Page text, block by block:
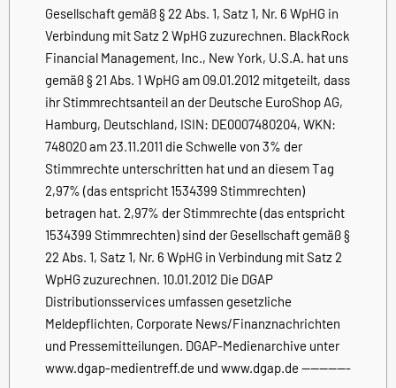
Gesellschaft gemäß § 22 Abs. 1, Satz 1, Nr. 6 WpHG in
Verbindung mit Satz 2 WpHG zuzurechnen. BlackRock
Financial Management, Inc., New York, U.S.A. hat uns
gemäß § 21 Abs. 1 WpHG am 09.01.2012 mitgeteilt, dass
ihr Stimmrechtsanteil an der Deutsche EuroShop AG,
Hamburg, Deutschland, ISIN: DE0007480204, WKN:
748020 am 23.11.2011 die Schwelle von 3% der
Stimmrechte unterschritten hat und an diesem Tag
2,97% (das entspricht 1534399 Stimmrechten)
betragen hat. 2,97% der Stimmrechte (das entspricht
1534399 Stimmrechten) sind der Gesellschaft gemäß §
22 Abs. 1, Satz 1, Nr. 6 WpHG in Verbindung mit Satz 2
WpHG zuzurechnen. 10.01.2012 Die DGAP
Distributionsservices umfassen gesetzliche
Meldepflichten, Corporate News/Finanznachrichten
und Pressemitteilungen. DGAP-Medienarchive unter
www.dgap-medientreff.de und www.dgap.de -----------